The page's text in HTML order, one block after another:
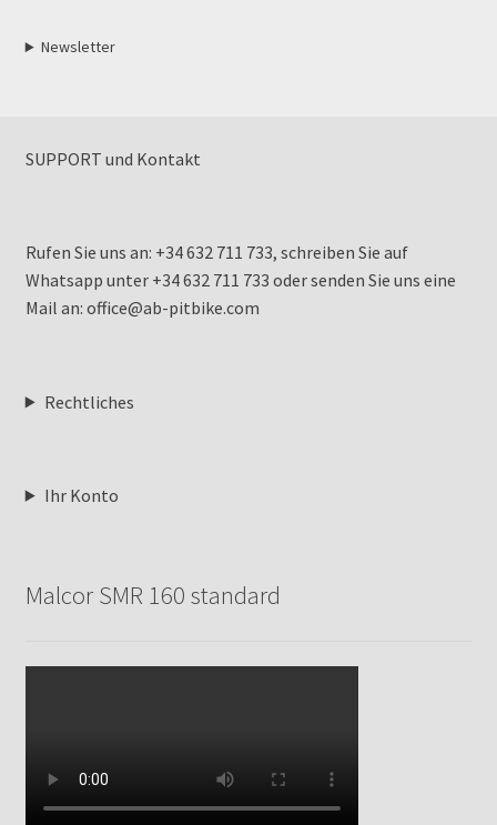
Newsletter
SUPPORT und Kontakt
Rufen Sie uns an: +34 632 711 733, schreiben Sie auf
Whatsapp unter +34 632 711 733 oder senden Sie uns eine
Mail an: office@ab-pitbike.com
Rechtliches
Ihr Konto
Malcor SMR 160 standard